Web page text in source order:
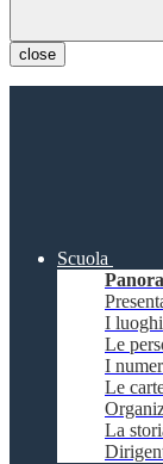
close
Scuola
I luoghi
Le
I
Le
La